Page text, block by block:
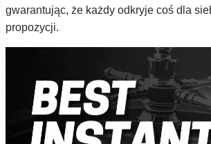
gwarantując, że każdy odkryje coś dla
propozycji.